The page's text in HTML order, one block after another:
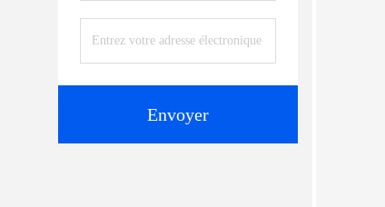
Envoyer